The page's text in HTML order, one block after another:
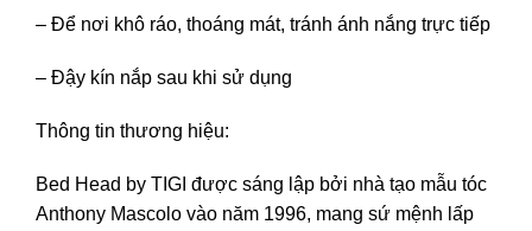
– Để nơi khô ráo, thoáng mát, tránh ánh nắng trực tiếp
– Đậy kín nắp sau khi sử dụng
Thông tin thương hiệu:
Bed Head by TIGI được sáng lập bởi nhà tạo mẫu tóc
Anthony Mascolo vào năm 1996, mang sứ mệnh lấp